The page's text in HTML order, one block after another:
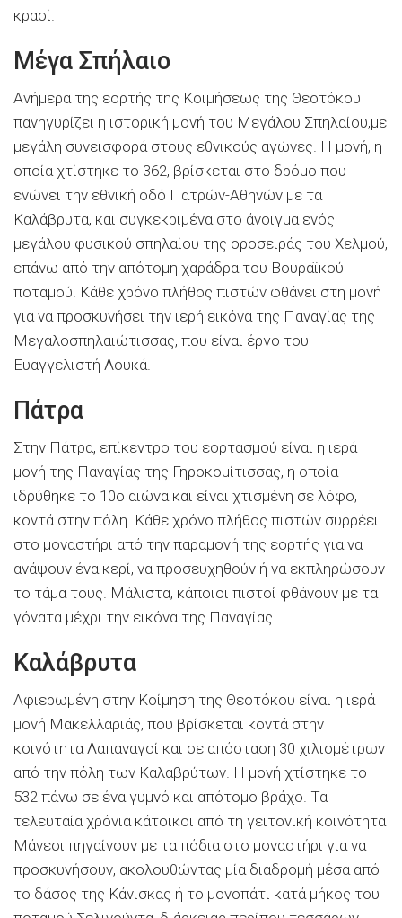
κρασί.
Μέγα Σπήλαιο
Ανήμερα της εορτής της Κοιμήσεως της Θεοτόκου
πανηγυρίζει η ιστορική μονή του Μεγάλου Σπηλαίου,με
μεγάλη συνεισφορά στους εθνικούς αγώνες. Η μονή, η
οποία χτίστηκε το 362, βρίσκεται στο δρόμο που
ενώνει την εθνική οδό Πατρών-Αθηνών με τα
Καλάβρυτα, και συγκεκριμένα στο άνοιγμα ενός
μεγάλου φυσικού σπηλαίου της οροσειράς του Χελμού,
επάνω από την απότομη χαράδρα του Βουραϊκού
ποταμού. Κάθε χρόνο πλήθος πιστών φθάνει στη μονή
για να προσκυνήσει την ιερή εικόνα της Παναγίας της
Μεγαλοσπηλαιώτισσας, που είναι έργο του
Ευαγγελιστή Λουκά.
Πάτρα
Στην Πάτρα, επίκεντρο του εορτασμού είναι η ιερά
μονή της Παναγίας της Γηροκομίτισσας, η οποία
ιδρύθηκε το 10ο αιώνα και είναι χτισμένη σε λόφο,
κοντά στην πόλη. Κάθε χρόνο πλήθος πιστών συρρέει
στο μοναστήρι από την παραμονή της εορτής για να
ανάψουν ένα κερί, να προσευχηθούν ή να εκπληρώσουν
το τάμα τους. Μάλιστα, κάποιοι πιστοί φθάνουν με τα
γόνατα μέχρι την εικόνα της Παναγίας.
Καλάβρυτα
Αφιερωμένη στην Κοίμηση της Θεοτόκου είναι η ιερά
μονή Μακελλαριάς, που βρίσκεται κοντά στην
κοινότητα Λαπαναγοί και σε απόσταση 30 χιλιομέτρων
από την πόλη των Καλαβρύτων. Η μονή χτίστηκε το
532 πάνω σε ένα γυμνό και απότομο βράχο. Τα
τελευταία χρόνια κάτοικοι από τη γειτονική κοινότητα
Μάνεσι πηγαίνουν με τα πόδια στο μοναστήρι για να
προσκυνήσουν, ακολουθώντας μία διαδρομή μέσα από
το δάσος της Κάνισκας ή το μονοπάτι κατά μήκος του